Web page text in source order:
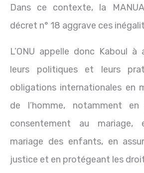
Dans ce contexte, la
décret n° 18 aggrave ces
L’ONU appelle donc Kaboul à
leurs politiques et leurs
obligations internationales en
de l’homme, notamment
consentement au mariage,
mariage des enfants, en
justice et en protégeant les